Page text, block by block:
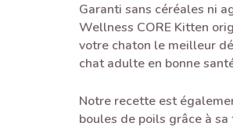
Garanti sans céréales ni
Wellness CORE Kitten
votre chaton le meilleur
chat adulte en bonne
Notre recette est
boules de poils grâce à